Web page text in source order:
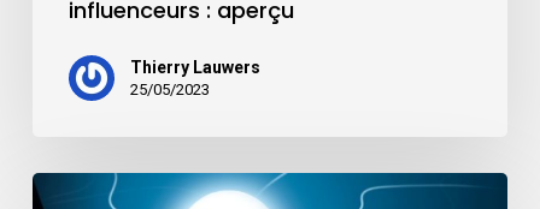
influenceurs : aperçu
Thierry Lauwers
25/05/2023